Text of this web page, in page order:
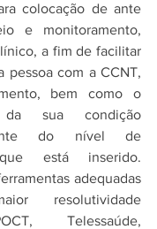
colocação de ante
e monitoramento,
a fim de facilitar
pessoa com a CCNT,
bem como o
da sua condição
do nível de
está inserido.
adequadas
resolutividade
Telessaúde,